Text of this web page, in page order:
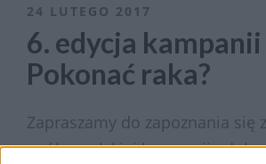
24 LUTEGO 2017
6. edycja kampanii
Pokonać raka?
Zapraszamy do zapoznania się
ogólnopolskiej kampanii